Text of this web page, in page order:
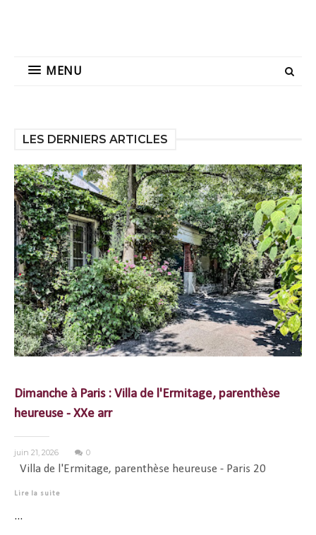
MENU
LES DERNIERS ARTICLES
Dimanche à Paris : Villa de l'Ermitage, parenthèse
heureuse - XXe arr
juin 21, 2026 0
Villa de l'Ermitage, parenthèse heureuse - Paris 20
Lire la suite
...